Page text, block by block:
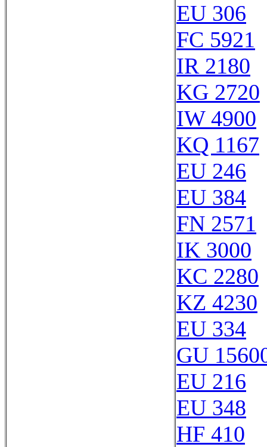
EU 306
FC 5921
IR 2180
KG 2720
IW 4900
KQ 1167
EU 246
EU 384
FN 2571
IK 3000
KC 2280
KZ 4230
EU 334
GU
EU 216
EU 348
HF 410